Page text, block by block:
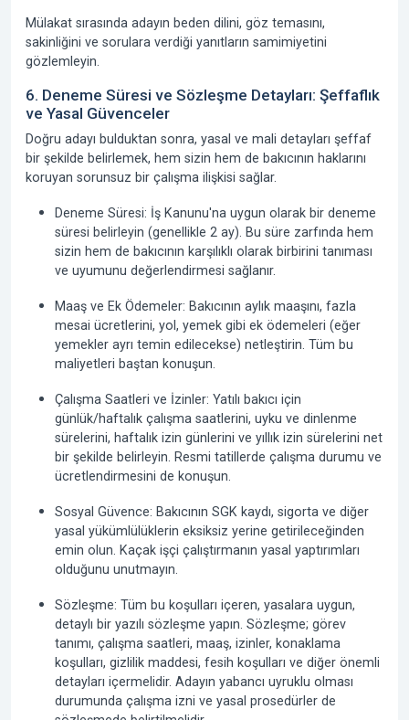
Mülakat sırasında adayın beden dilini, göz temasını,
sakinliğini ve sorulara verdiği yanıtların samimiyetini
gözlemleyin.
6. Deneme Süresi ve Sözleşme Detayları: Şeffaflık
ve Yasal Güvenceler
Doğru adayı bulduktan sonra, yasal ve mali detayları şeffaf
bir şekilde belirlemek, hem sizin hem de bakıcının haklarını
koruyan sorunsuz bir çalışma ilişkisi sağlar.
Deneme Süresi: İş Kanunu'na uygun olarak bir deneme
süresi belirleyin (genellikle 2 ay). Bu süre zarfında hem
sizin hem de bakıcının karşılıklı olarak birbirini tanıması
ve uyumunu değerlendirmesi sağlanır.
Maaş ve Ek Ödemeler: Bakıcının aylık maaşını, fazla
mesai ücretlerini, yol, yemek gibi ek ödemeleri (eğer
yemekler ayrı temin edilecekse) netleştirin. Tüm bu
maliyetleri baştan konuşun.
Çalışma Saatleri ve İzinler: Yatılı bakıcı için
günlük/haftalık çalışma saatlerini, uyku ve dinlenme
sürelerini, haftalık izin günlerini ve yıllık izin sürelerini net
bir şekilde belirleyin. Resmi tatillerde çalışma durumu ve
ücretlendirmesini de konuşun.
Sosyal Güvence: Bakıcının SGK kaydı, sigorta ve diğer
yasal yükümlülüklerin eksiksiz yerine getirileceğinden
emin olun. Kaçak işçi çalıştırmanın yasal yaptırımları
olduğunu unutmayın.
Sözleşme: Tüm bu koşulları içeren, yasalara uygun,
detaylı bir yazılı sözleşme yapın. Sözleşme; görev
tanımı, çalışma saatleri, maaş, izinler, konaklama
koşulları, gizlilik maddesi, fesih koşulları ve diğer önemli
detayları içermelidir. Adayın yabancı uyruklu olması
durumunda çalışma izni ve yasal prosedürler de